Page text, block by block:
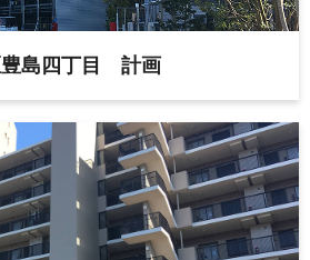
島四丁目 計画